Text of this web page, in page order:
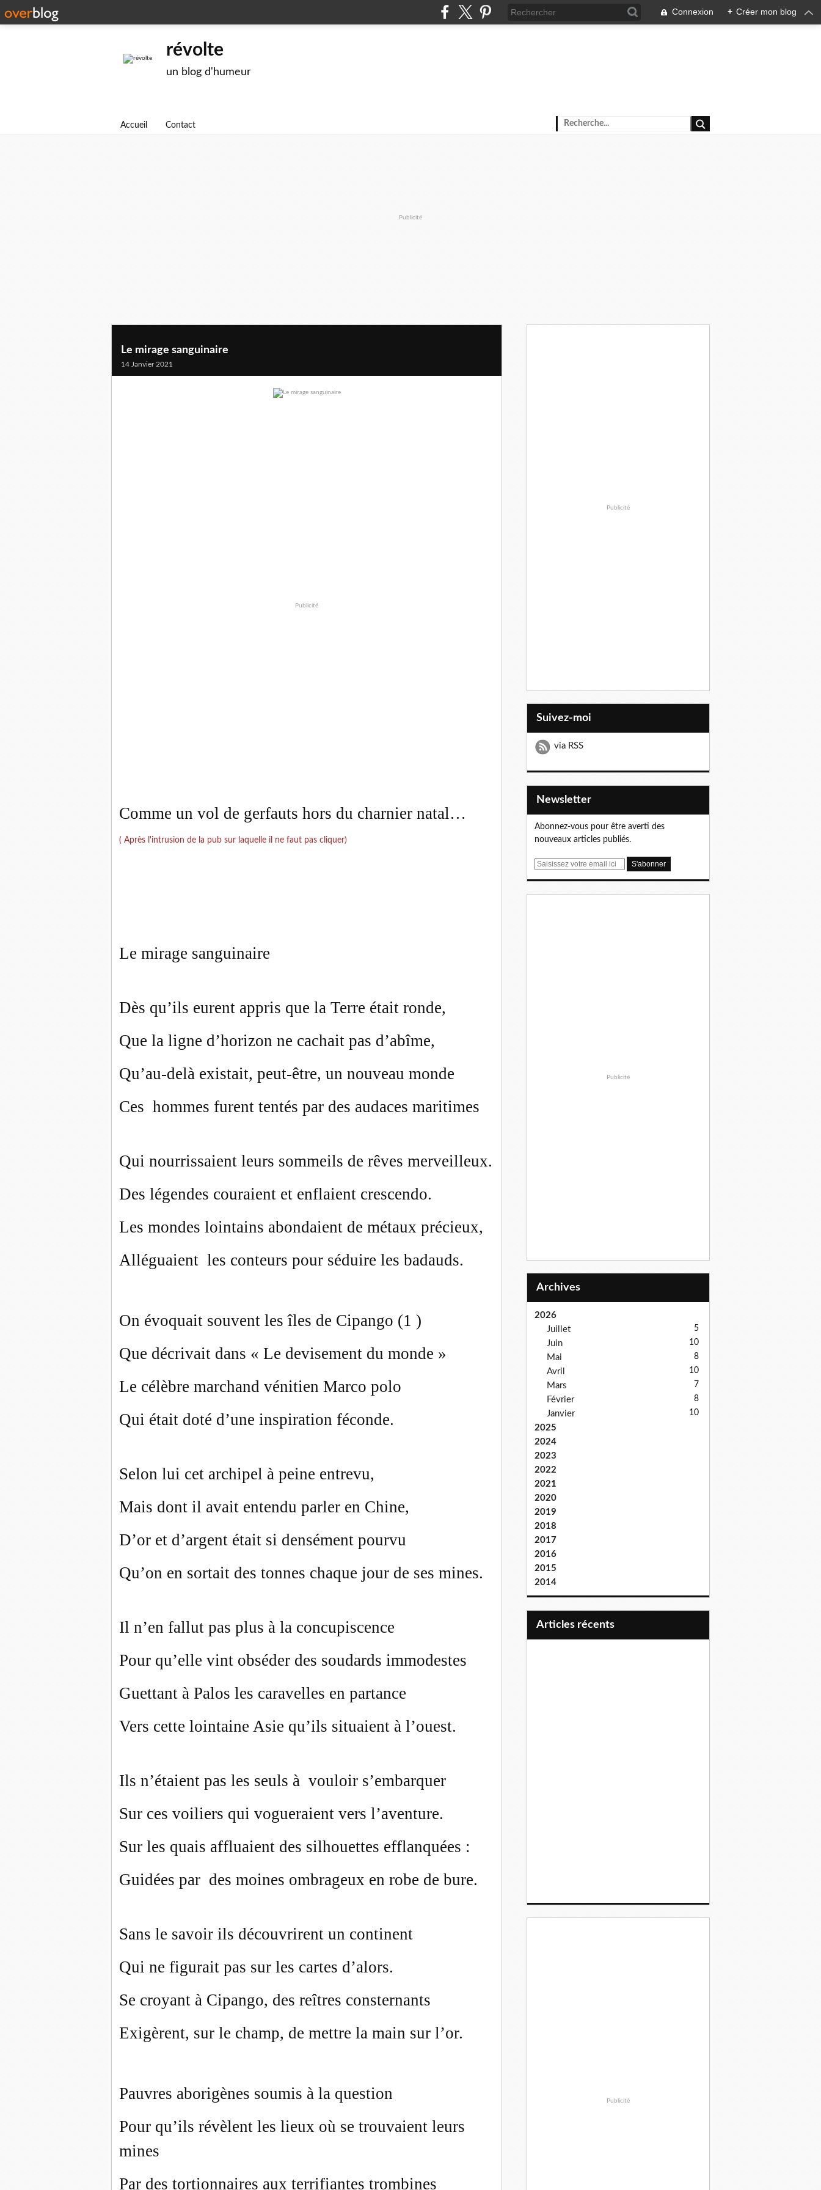
Connexion + Créer mon blog
révolte
un blog d'humeur
Accueil Contact
Publicité
Le mirage sanguinaire
14 Janvier 2021
Publicité
Comme un vol de gerfauts hors du charnier natal…
( Après l'intrusion de la pub sur laquelle il ne faut pas cliquer)
Le mirage sanguinaire
Dès qu’ils eurent appris que la Terre était ronde,
Que la ligne d’horizon ne cachait pas d’abîme,
Qu’au-delà existait, peut-être, un nouveau monde
Ces hommes furent tentés par des audaces maritimes
Qui nourrissaient leurs sommeils de rêves merveilleux.
Des légendes couraient et enflaient crescendo.
Les mondes lointains abondaient de métaux précieux,
Alléguaient les conteurs pour séduire les badauds.
On évoquait souvent les îles de Cipango (1 )
Que décrivait dans « Le devisement du monde »
Le célèbre marchand vénitien Marco polo
Qui était doté d’une inspiration féconde.
Selon lui cet archipel à peine entrevu,
Mais dont il avait entendu parler en Chine,
D’or et d’argent était si densément pourvu
Qu’on en sortait des tonnes chaque jour de ses mines.
Il n’en fallut pas plus à la concupiscence
Pour qu’elle vint obséder des soudards immodestes
Guettant à Palos les caravelles en partance
Vers cette lointaine Asie qu’ils situaient à l’ouest.
Ils n’étaient pas les seuls à vouloir s’embarquer
Sur ces voiliers qui vogueraient vers l’aventure.
Sur les quais affluaient des silhouettes efflanquées :
Guidées par des moines ombrageux en robe de bure.
Sans le savoir ils découvrirent un continent
Qui ne figurait pas sur les cartes d’alors.
Se croyant à Cipango, des reîtres consternants
Exigèrent, sur le champ, de mettre la main sur l’or.
Pauvres aborigènes soumis à la question
Pour qu’ils révèlent les lieux où se trouvaient leurs
mines
Par des tortionnaires aux terrifiantes trombines
Publicité
Suivez-moi
via RSS
Newsletter
Abonnez-vous pour être averti des
nouveaux articles publiés.
E
Publicité
Archives
2026
Juillet
5
Juin 10
Mai 8
Avril 10
Mars 7
Février 8
Janvier 10
2025
2024
2023
2022
2021
2020
2019
2018
2017
2016
2015
2014
articles récents
Publicité